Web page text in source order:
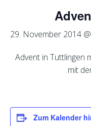
29. November 2014
Advent in Tuttlingen
mit
Zum Kalender